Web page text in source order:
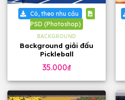
Có, theo nhu cầu
PSD (Photoshop)
BACKGROUND
Background giải đấu
Pickleball
35.000₫